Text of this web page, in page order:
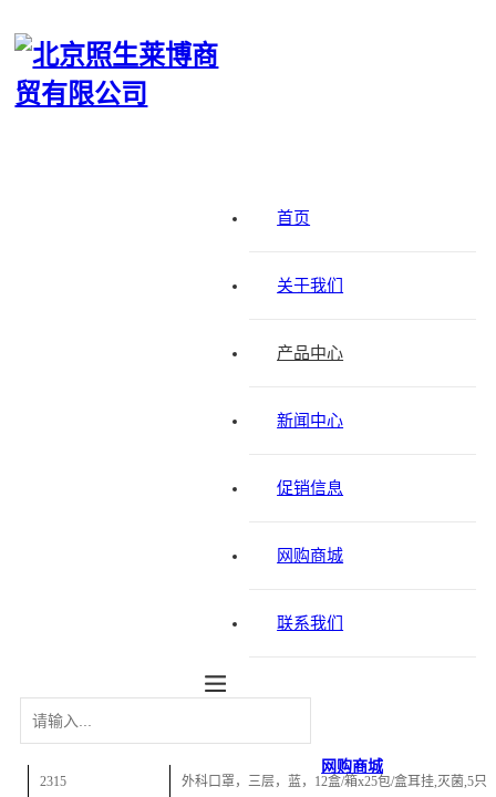
首页
关于我们
产品中心
新闻中心
促销信息
网购商城
联系我们
网购商城
2315 外科口罩，三层，蓝，12盒/箱x25包/盒耳挂,灭菌,5只/